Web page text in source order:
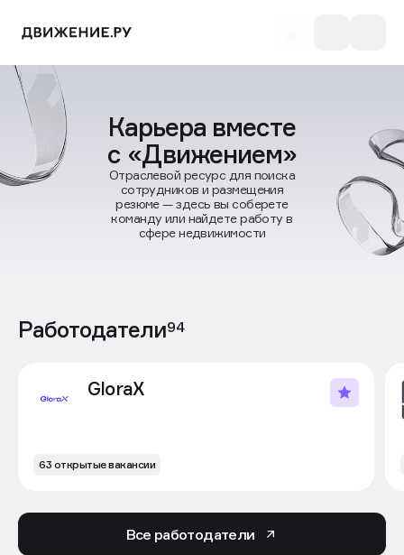
Карьера вместе
с «Движением»
Отраслевой ресурс для поиска
сотрудников и размещения
резюме — здесь вы соберете
команду или найдете работу в
сфере недвижимости
Работодатели94
GloraX
63 открытые вакансии
Все работодатели